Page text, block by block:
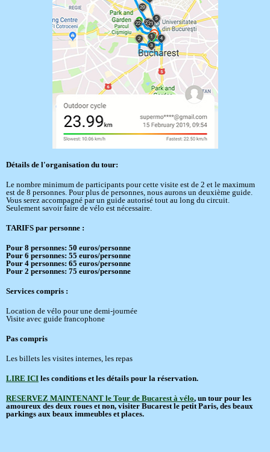
Détails de l'organisation du tour:
Le nombre minimum de participants pour cette visite est de 2 et le maximum
est de 8 personnes. Pour plus de personnes, nous aurons un deuxième guide.
Vous serez accompagné par un guide autorisé tout au long du circuit.
Seulement savoir faire de vélo est nécessaire.
TARIFS par personne :
Pour 8 personnes: 50 euros/personne
Pour 6 personnes: 55 euros/personne
Pour 4 personnes: 65 euros/personne
Pour 2 personnes: 75 euros/personne
Services compris :
Location de vélo pour une demi-journée
Visite avec guide francophone
Pas compris
Les billets les visites internes, les repas
LIRE ICI les conditions et les détails pour la réservation.
RESERVEZ MAINTENANT le Tour de Bucarest à vélo, un tour pour les
amoureux des deux roues et non, visiter Bucarest le petit Paris, des beaux
parkings aux beaux immeubles et places.